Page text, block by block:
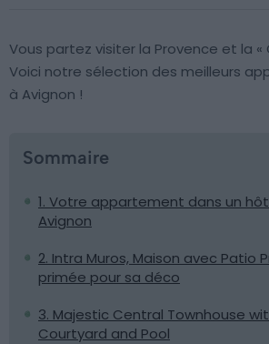
Vous partez visiter la Provence et la «
Voici notre sélection des meilleurs
à Avignon !
Sommaire
1. Votre appartement dans un
Avignon
2. Intra Muros, Maison avec Patio
primée pour sa déco
3. Majestic Central Townhouse
Courtyard and Pool